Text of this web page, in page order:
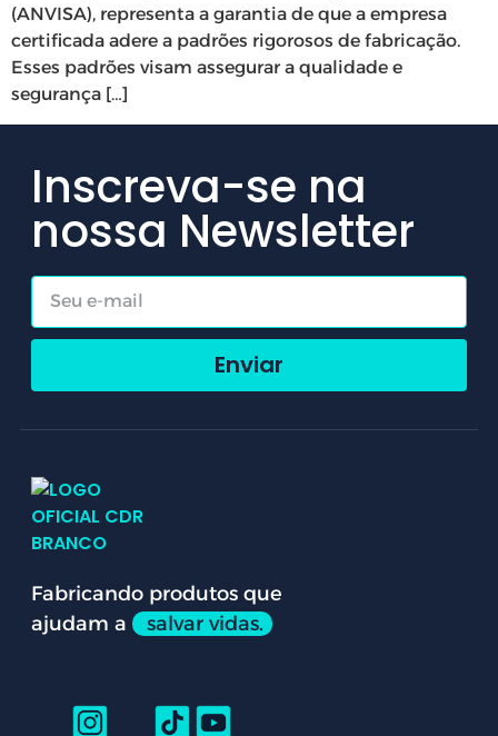
(ANVISA), representa a garantia de que a empresa
certificada adere a padrões rigorosos de fabricação.
Esses padrões visam assegurar a qualidade e
segurança […]
Inscreva-se na
nossa Newsletter
Enviar
Fabricando produtos que
ajudam a
salvar vidas.